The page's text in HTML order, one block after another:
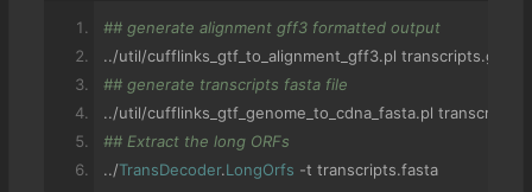
## generate alignment gff3 formatted output
../util/cufflinks_gtf_to_alignment_gff3.pl transcripts.gtf
## generate transcripts fasta file
../util/cufflinks_gtf_genome_to_cdna_fasta.pl transcripts
## Extract the long ORFs
../TransDecoder.LongOrfs -t transcripts.fasta